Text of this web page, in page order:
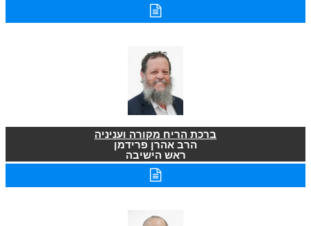
ברכת הריח מקורה ועניניה
הרב אהרן פרידמן
ראש הישיבה